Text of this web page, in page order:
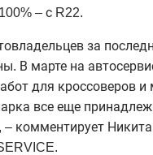
– с R22.
за
В марте на
для кроссоверов и
все еще
– комментирует